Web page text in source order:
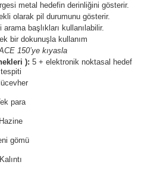
metal hedefin derinliğini gösterir.
olarak pil durumunu gösterir.
başlıkları kullanılabilir.
bir dokunuşla kullanım
150’ye kıyasla
): 5 + elektronik noktasal hedef
tespiti
para
Hazine
gömü
Kalıntı